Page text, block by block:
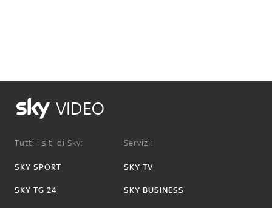
VIDEO
Tutti i siti di Sky:
SKY SPORT
SKY TG 24
Servizi:
SKY TV
SKY BUSINESS